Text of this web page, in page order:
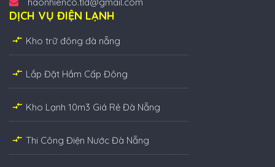
haonhienco.tld@gmail.com
DỊCH VỤ ĐIỆN LẠNH
Kho trữ đông đà nẵng
Lắp Đặt Hầm Cấp Đông
Kho Lạnh 10m3 Giá Rẻ Đà Nẵng
Thi Công Điện Nước Đà Nẵng